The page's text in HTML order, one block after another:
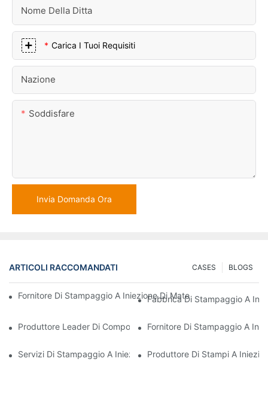
Nome Della Ditta
Carica I Tuoi Requisiti
Nazione
Soddisfare
Invia Domanda Ora
ARTICOLI RACCOMANDATI BLOGS
CASES
Fornitore Di Stampaggio A Iniezione Di Materie Plastiche Con
Fabbrica Di Stampaggio A
Produttore Leader Di Componenti In Plastica Per I Settori
Fornitore Di Stampaggio A
Servizi Di Stampaggio A Iniezione Di Materie Plastiche Per
Produttore Di Stampi A